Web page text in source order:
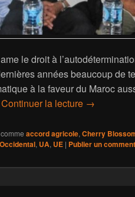
le droit à
années beaucoup de
à la faveur du Maroc
Continuer la lecture Sahara :
→
accord agricole, Cherry
, UA, UE | Publier un